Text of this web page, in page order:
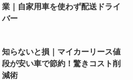
業｜自家用車を使わず配送ドライ
バー
知らないと損｜マイカーリース値
段が安い車で節約！驚きコスト削
減術